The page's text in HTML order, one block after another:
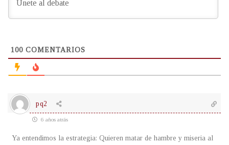
100 COMENTARIOS
pq2
6 años atrás
Ya entendimos la estrategia: Quieren matar de hambre y miseria al